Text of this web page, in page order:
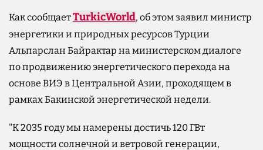
Как сообщаетTurkicWorld, об этом заявил министр
энергетики и природных ресурсов Турции
Альпарслан Байрактар на министерском диалоге
по продвижению энергетического перехода на
основе ВИЭ в Центральной Азии, проходящем в
рамках Бакинской энергетической недели.
"К 2035 году мы намерены достичь 120 ГВт
мощности солнечной и ветровой генерации,